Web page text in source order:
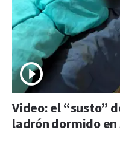
Video: el “susto”
ladrón dormido en